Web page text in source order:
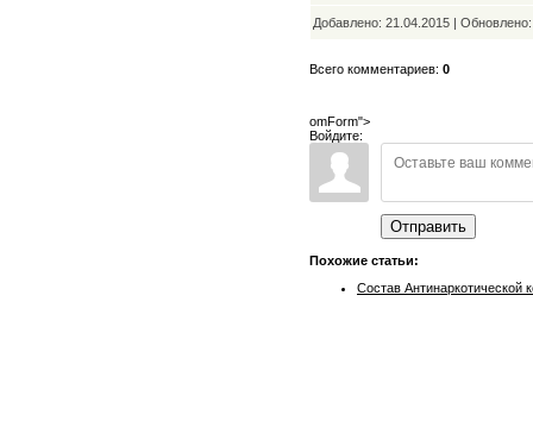
Добавлено: 21.04.2015 |
Всего комментариев: 0
omForm">
Войдите:
Отправить
Похожие статьи:
Состав Антинаркотической